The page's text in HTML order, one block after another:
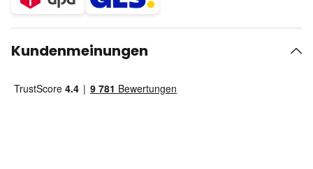
Kundenmeinungen